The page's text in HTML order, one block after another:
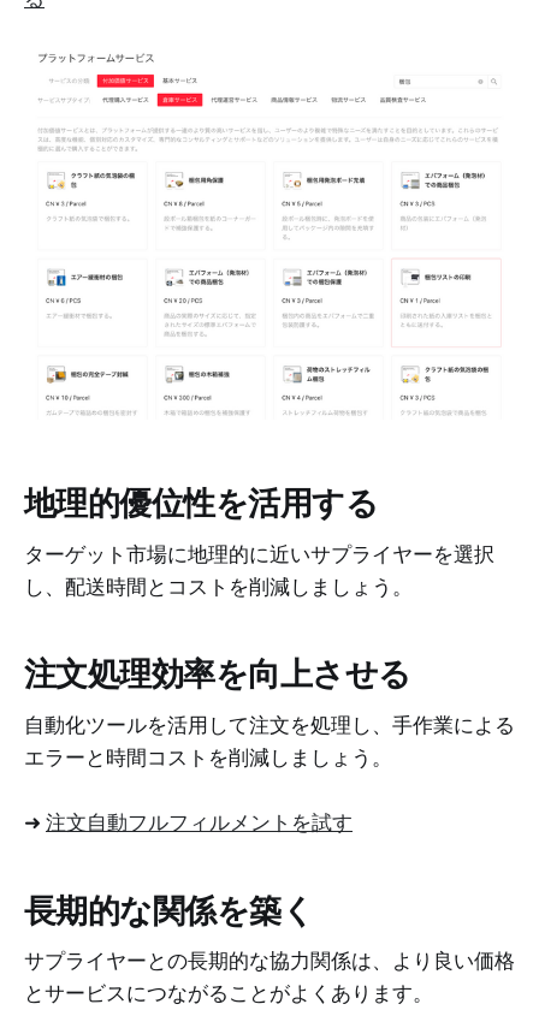
地理的優位性を活用する
ターゲット市場に地理的に近いサプライヤーを選択
し、配送時間とコストを削減しましょう。
注文処理効率を向上させる
自動化ツールを活用して注文を処理し、手作業による
エラーと時間コストを削減しましょう。
➜ 注文自動フルフィルメントを試す
長期的な関係を築く
サプライヤーとの長期的な協力関係は、より良い価格
とサービスにつながることがよくあります。